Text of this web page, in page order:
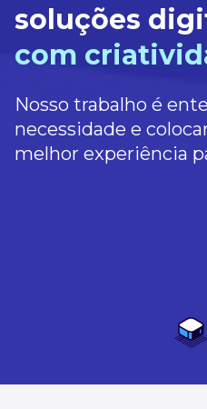
soluções
com
Nosso trabalho é
necessidade e
melhor experiência